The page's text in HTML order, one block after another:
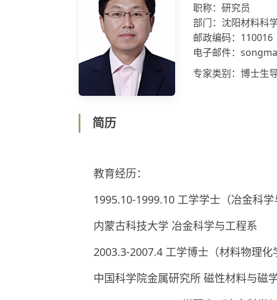
职称：研究员
部门：沈阳材料科
邮政编码：110016
电子邮件：
专家类别：博士生
简历
教育经历：
1995.10-1999.10 工学学士（冶金科学
内蒙古科技大学 冶金科学与工程系
2003.3-2007.4 工学博士（材料物理化
中国科学院金属研究所 磁性材料与磁